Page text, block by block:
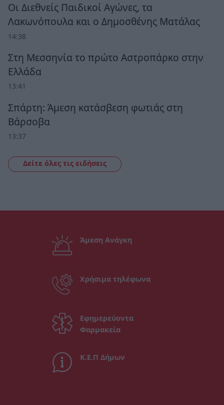
Οι Διεθνείς Παιδικοί Αγώνες, τα
Λακωνόπουλα και ο Δημοσθένης Ματάλας
14:38
Στη Μεσσηνία το πρώτο Αστροπάρκο στην
Ελλάδα
13:41
Σπάρτη: Άμεση κατάσβεση φωτιάς στη
Βάρσοβα
13:37
Δείτε όλες τις ειδήσεις
Άμεση Ανάγκη
Χρήσιμα τηλέφωνα
Εφημερεύοντα
Φαρμακεία
Κ.Ε.Π Δήμων